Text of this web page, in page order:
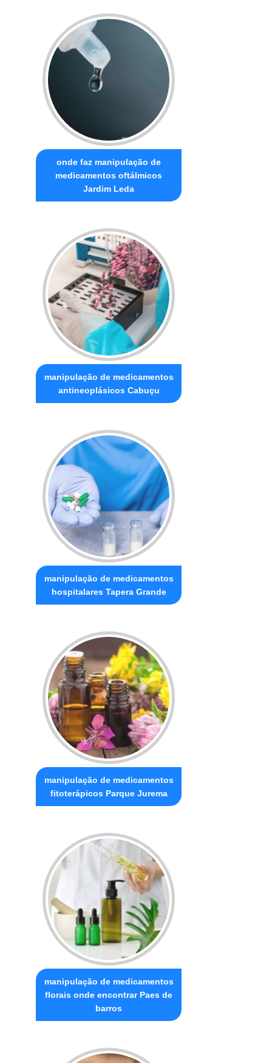
onde faz manipulação de
medicamentos oftálmicos
Jardim Leda
manipulação de medicamentos
antineoplásicos Cabuçu
manipulação de medicamentos
hospitalares Tapera Grande
manipulação de medicamentos
fitoterápicos Parque Jurema
manipulação de medicamentos
florais onde encontrar Paes de
barros